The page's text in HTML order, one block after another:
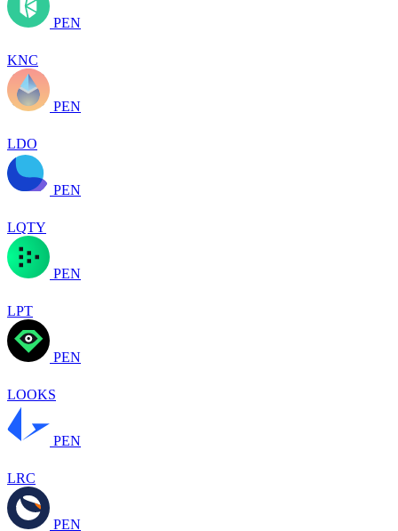
PEN
KNC
PEN
LDO
PEN
LQTY
PEN
LPT
PEN
LOOKS
PEN
LRC
PEN